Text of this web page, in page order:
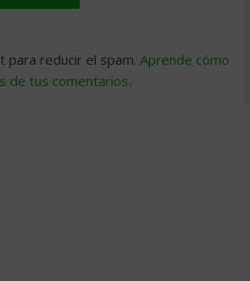
para reducir el spam. Aprende cómo
de tus comentarios.